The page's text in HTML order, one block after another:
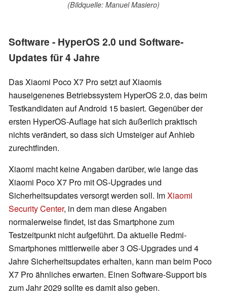
(Bildquelle: Manuel Masiero)
Software - HyperOS 2.0 und Software-
Updates für 4 Jahre
Das Xiaomi Poco X7 Pro setzt auf Xiaomis
hauseigenenes Betriebssystem HyperOS 2.0, das beim
Testkandidaten auf Android 15 basiert. Gegenüber der
ersten HyperOS-Auflage hat sich äußerlich praktisch
nichts verändert, so dass sich Umsteiger auf Anhieb
zurechtfinden.
Xiaomi macht keine Angaben darüber, wie lange das
Xiaomi Poco X7 Pro mit OS-Upgrades und
Sicherheitsupdates versorgt werden soll. ImXiaomi
Security Center, in dem man diese Angaben
normalerweise findet, ist das Smartphone zum
Testzeitpunkt nicht aufgeführt. Da aktuelle Redmi-
Smartphones mittlerweile aber 3 OS-Upgrades und 4
Jahre Sicherheitsupdates erhalten, kann man beim Poco
X7 Pro ähnliches erwarten. Einen Software-Support bis
zum Jahr 2029 sollte es damit also geben.